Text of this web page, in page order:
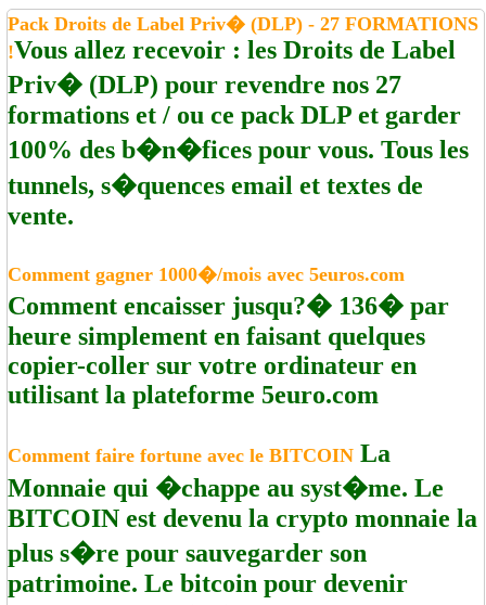
Pack Droits de Label Priv� (DLP) - 27 FORMATIONS
!Vous allez recevoir : les Droits de Label
Priv� (DLP) pour revendre nos 27
formations et / ou ce pack DLP et garder
100% des b�n�fices pour vous. Tous les
tunnels, s�quences email et textes de
vente.
Comment gagner 1000�/mois avec 5euros.com
Comment encaisser jusqu?� 136� par
heure simplement en faisant quelques
copier-coller sur votre ordinateur en
utilisant la plateforme 5euro.com
Comment faire fortune avec le BITCOIN La
Monnaie qui �chappe au syst�me. Le
BITCOIN est devenu la crypto monnaie la
plus s�re pour sauvegarder son
patrimoine. Le bitcoin pour devenir